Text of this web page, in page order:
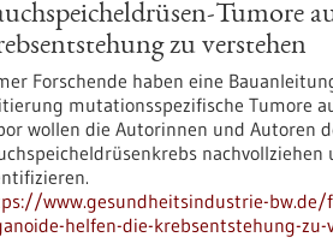
Tumore
zu verstehen
Forschende haben eine
mutationsspezifische Tumore
wollen die Autorinnen und Autoren
www.gesundheitsindustrie-
helfen-die-krebsentstehung-zu-